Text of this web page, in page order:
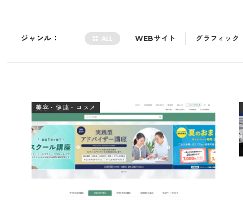
ジャンル： WEBサイト グラフィック
美容・健康・コスメ